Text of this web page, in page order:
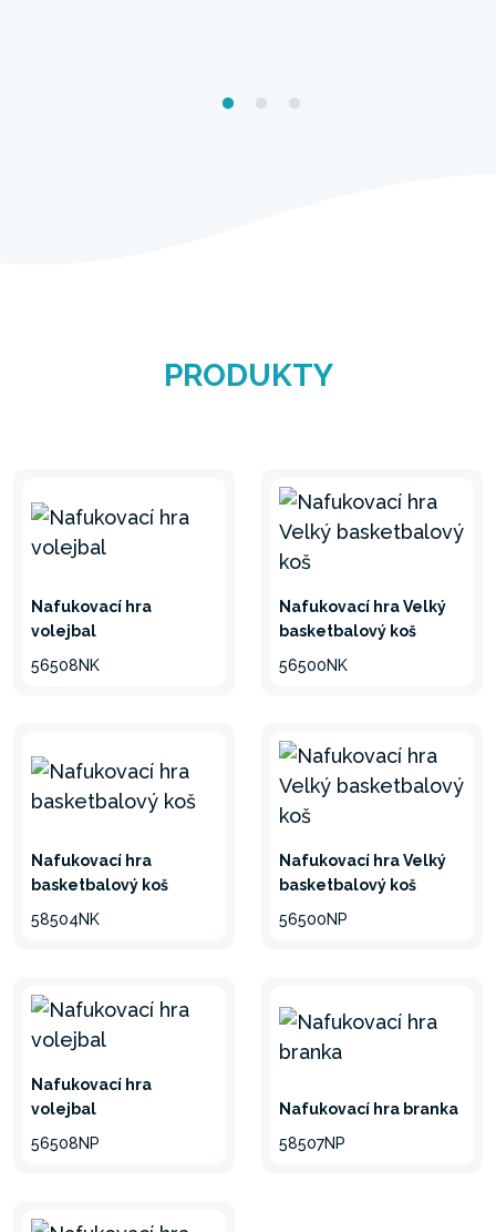
PRODUKTY
Nafukovací hra
volejbal
56508NK
Nafukovací hra Velký
basketbalový koš
56500NK
Nafukovací hra
basketbalový koš
58504NK
Nafukovací hra Velký
basketbalový koš
56500NP
Nafukovací hra
volejbal
56508NP
Nafukovací hra branka
58507NP